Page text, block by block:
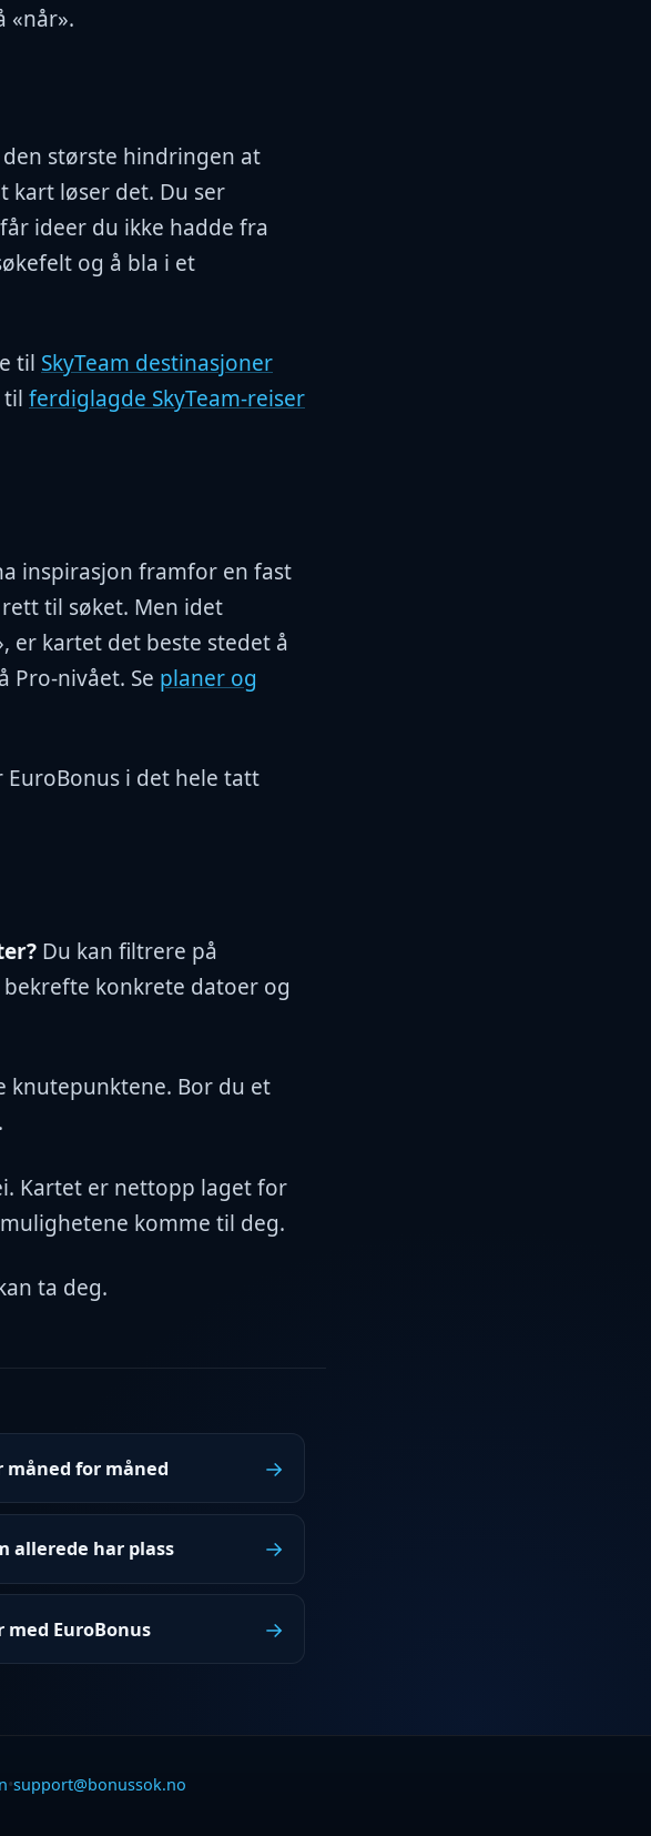
«når».
største hindringen at
kart løser det. Du ser
ideer du ikke hadde fra
og å bla i et
til SkyTeam destinasjoner
til ferdiglagde SkyTeam-reiser
inspirasjon framfor en fast
til søket. Men idet
er kartet det beste stedet å
Pro-nivået. Se planer og
i det hele tatt
Du kan filtrere på
bekrefte konkrete datoer og
knutepunktene. Bor du et
Kartet er nettopp laget for
komme til deg.
ta deg.
måned for måned →
allerede har plass →
EuroBonus →
•support@bonussok.no